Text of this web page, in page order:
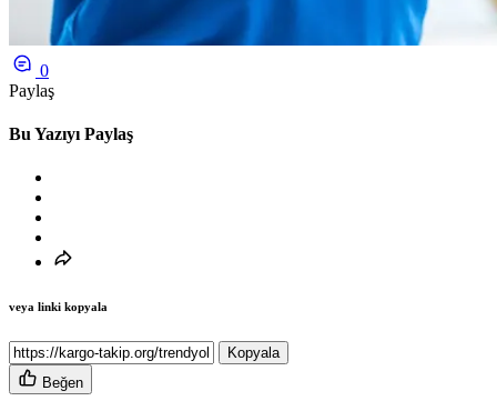
0
Paylaş
Bu Yazıyı Paylaş
veya linki kopyala
Kopyala
Beğen